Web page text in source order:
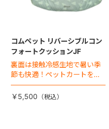
コムペット リバーシブルコン
フォートクッションJF
裏面は接触冷感生地で暑い季
節も快適！ペットカートをお
しゃれに・かわいく・かっこ
よく！
￥5,500